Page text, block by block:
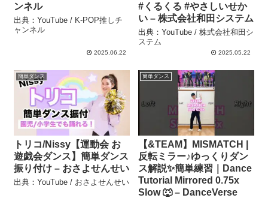
ンネル
出典：YouTube / K-POP推しチ
ャンネル
2025.06.22
#くるくる #やさしいせか
い – 株式会社和田システム
出典：YouTube / 株式会社和田シ
ステム
2025.05.22
簡単ダンス
トリコ/Nissy【運動会 お
遊戯会ダンス】簡単ダンス
振り付け – おさよせんせい
出典：YouTube / おさよせんせい
簡単ダンス
【&TEAM】MISMATCH |
反転ミラー♪ゆっくりダン
ス解説✨簡単練習｜Dance
Tutorial Mirrored 0.75x
Slow 🐺 – DanceVerse